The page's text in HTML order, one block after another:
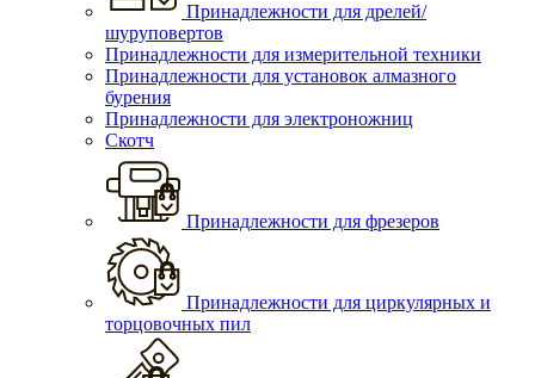
Принадлежности для дрелей/
шуруповертов
Принадлежности для измерительной техники
Принадлежности для установок алмазного
бурения
Принадлежности для электроножниц
Скотч
Принадлежности для фрезеров
Принадлежности для циркулярных и
торцовочных пил